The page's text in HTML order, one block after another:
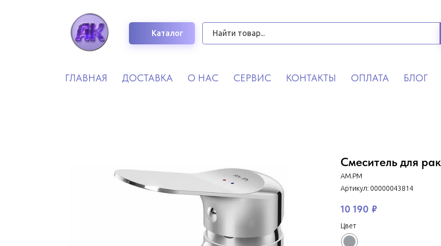
Каталог
ГЛАВНАЯ ДОСТАВКА О НАС СЕРВИС КОНТАКТЫ ОПЛАТА БЛОГ
Смеситель для
AM.PM
Артикул: 00000043814
10 190 ₽
Цвет